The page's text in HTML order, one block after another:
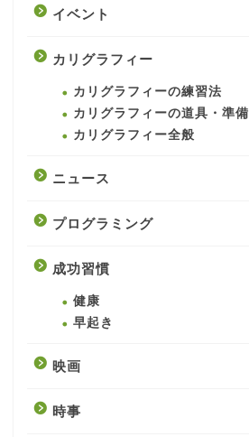
イベント
カリグラフィー
カリグラフィーの練習法
カリグラフィーの道具・準備
カリグラフィー全般
ニュース
プログラミング
成功習慣
健康
早起き
映画
時事